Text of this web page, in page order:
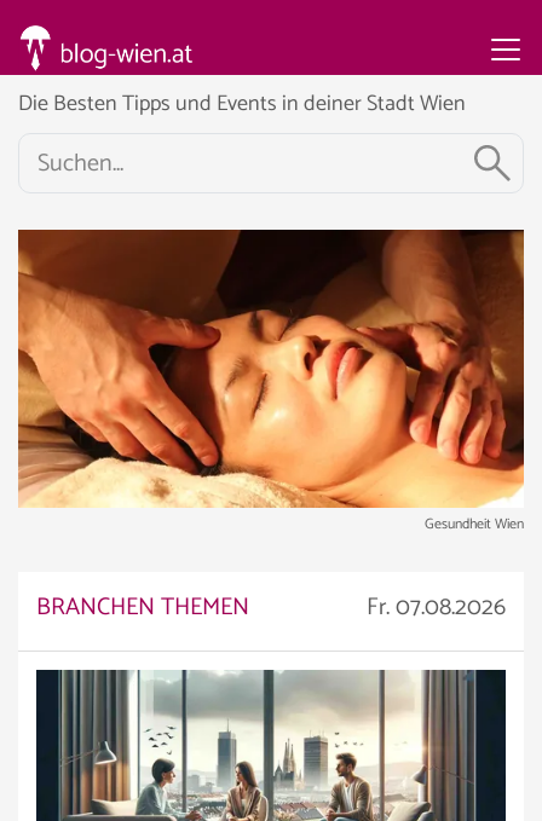
Die Besten Tipps und Events in deiner Stadt Wien
Gesundheit Wien
BRANCHEN THEMEN Fr. 07.08.2026